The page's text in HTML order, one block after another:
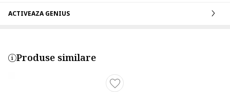
ACTIVEAZA GENIUS
Produse similare